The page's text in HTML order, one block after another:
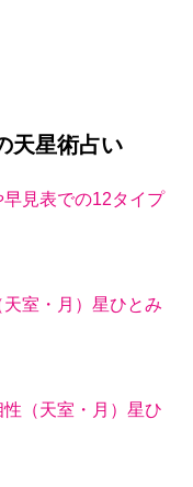
天星術占い
見表での12タイプ
室・月）星ひとみ
（天室・月）星ひ